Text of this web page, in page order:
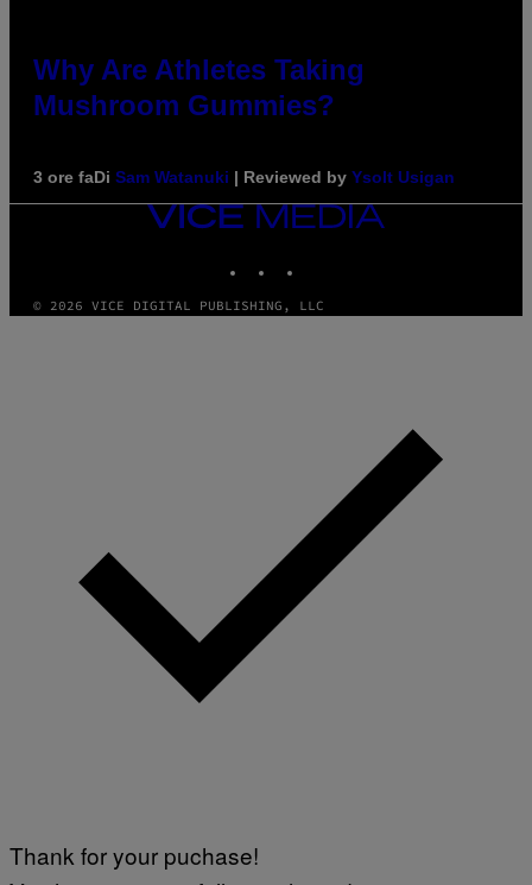
Why Are Athletes Taking
Mushroom Gummies?
3 ore faDi Sam Watanuki | Reviewed by Ysolt Usigan
VICE
MEDIA
© 2026 VICE DIGITAL PUBLISHING, LLC
Thank for your puchase!